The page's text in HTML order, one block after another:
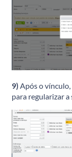
9) Após o
para regularizar a